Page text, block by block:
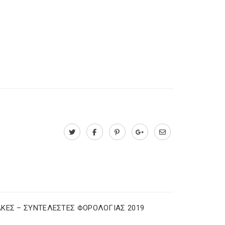
– ΣΥΝΤΕΛΕΣΤΕΣ ΦΟΡΟΛΟΓΙΑΣ 2019